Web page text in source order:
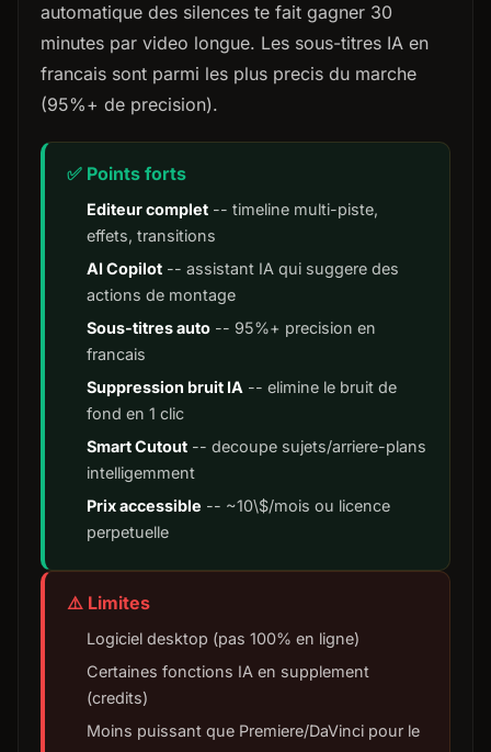
automatique des silences te fait gagner 30
minutes par video longue. Les sous-titres IA en
francais sont parmi les plus precis du marche
(95%+ de precision).
✅ Points forts
Editeur complet -- timeline multi-piste,
effets, transitions
AI Copilot -- assistant IA qui suggere des
actions de montage
Sous-titres auto -- 95%+ precision en
francais
Suppression bruit IA -- elimine le bruit de
fond en 1 clic
Smart Cutout -- decoupe sujets/arriere-plans
intelligemment
Prix accessible -- ~10\$/mois ou licence
perpetuelle
⚠️ Limites
Logiciel desktop (pas 100% en ligne)
Certaines fonctions IA en supplement
(credits)
Moins puissant que Premiere/DaVinci pour le